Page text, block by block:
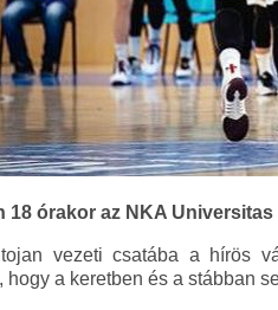
18 órakor az NKA
vezeti csatába a hírös
hogy a keretben és a stábban